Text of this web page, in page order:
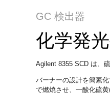
GC 検出器
化学発
Agilent 8355 SCD は、
バーナーの設計を簡素
で燃焼させ、一酸化硫